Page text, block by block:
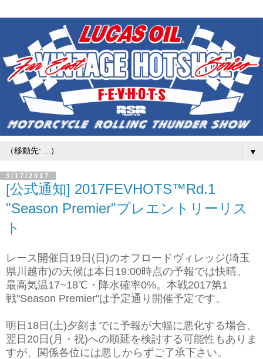
▼
3/17/2017
[公式通知] 2017FEVHOTS™Rd.1
"Season Premier"プレエントリーリス
ト
レース開催日19日(日)のオフロードヴィレッジ(埼玉
県川越市)の天候は本日19:00時点の予報では快晴。
最高気温17~18℃・降水確率0%。本戦2017第1
戦"Season Premier"は予定通り開催予定です。
明日18日(土)夕刻までに予報が大幅に悪化する場合、
翌日20日(月・祝)への順延を検討する可能性もありま
すが、関係各位には悪しからずご了承下さい。